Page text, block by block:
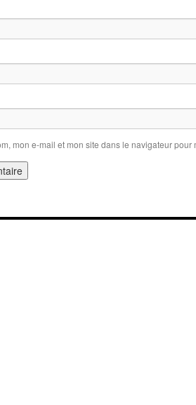
mon e-mail et mon site dans le navigateur